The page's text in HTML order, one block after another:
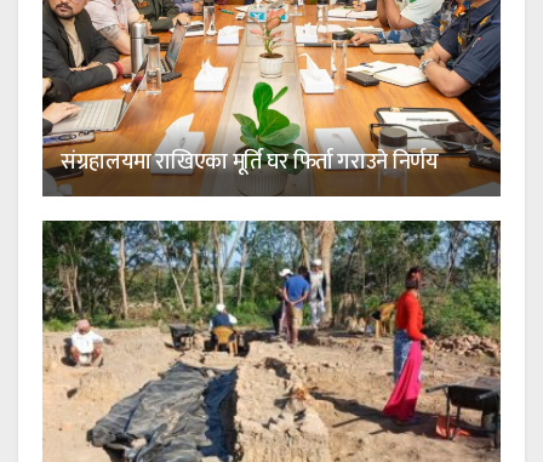
संग्रहालयमा राखिएका मूर्ति घर फिर्ता गराउने निर्णय